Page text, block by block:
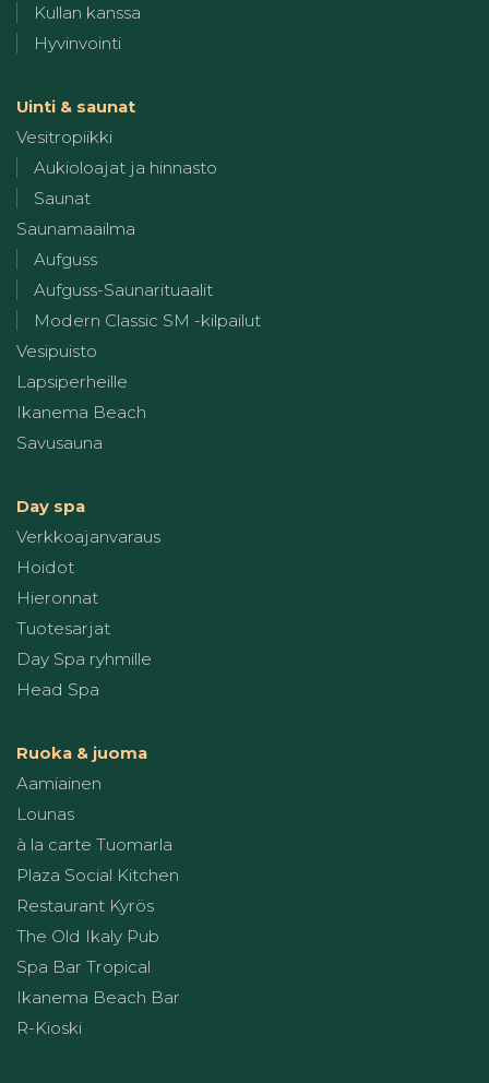
Kullan kanssa
Hyvinvointi
Uinti & saunat
Vesitropiikki
Aukioloajat ja hinnasto
Saunat
Saunamaailma
Aufguss
Aufguss-Saunarituaalit
Modern Classic SM -kilpailut
Vesipuisto
Lapsiperheille
Ikanema Beach
Savusauna
Day spa
Verkkoajanvaraus
Hoidot
Hieronnat
Tuotesarjat
Day Spa ryhmille
Head Spa
Ruoka & juoma
Aamiainen
Lounas
à la carte Tuomarla
Plaza Social Kitchen
Restaurant Kyrös
The Old Ikaly Pub
Spa Bar Tropical
Ikanema Beach Bar
R-Kioski